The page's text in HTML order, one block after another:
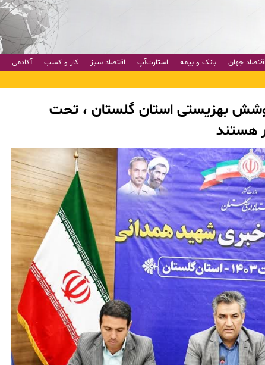
اقتصاد جهان بانک و بیمه استارت‌آپ اقتصاد سبز کار و کسب آکادمی
پوشش بهزیستی استان گلستان ، تحت
هستند